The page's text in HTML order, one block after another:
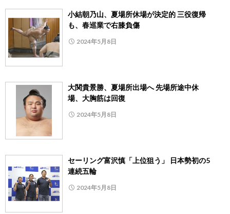
小結朝乃山、夏場所休場が決定的 三役復帰
も、春巡業で右膝負傷
2024年5月8日
大関貴景勝、夏場所出場へ 先場所途中休
場、大胸筋は回復
2024年5月8日
セーリング富沢慎「上位狙う」 日本勢初の5
連続五輪
2024年5月8日